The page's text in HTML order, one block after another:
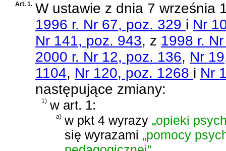
Art. 1. W ustawie z dnia 7 września
1996 r. Nr 67, poz. 329 i Nr
Nr 141, poz. 943, z 1998 r.
2000 r. Nr 12, poz. 136, Nr
1104, Nr 120, poz. 1268 i Nr
następujące zmiany:
1) w art. 1:
a) w pkt 4 wyrazy „opieki
się wyrazami „pomocy